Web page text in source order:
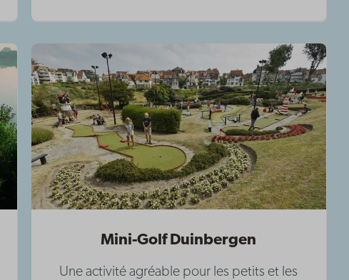
Mini-Golf Duinbergen
Une activité agréable pour les petits et les